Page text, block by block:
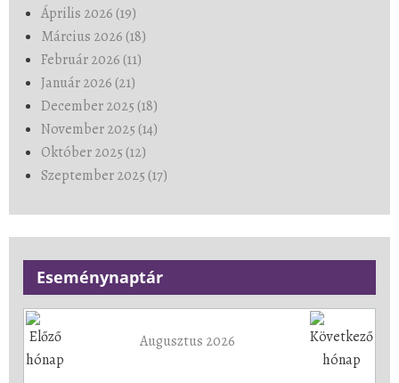
Április 2026 (19)
Március 2026 (18)
Február 2026 (11)
Január 2026 (21)
December 2025 (18)
November 2025 (14)
Október 2025 (12)
Szeptember 2025 (17)
Eseménynaptár
Augusztus 2026